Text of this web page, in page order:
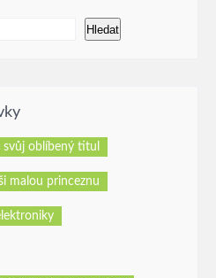
Hledat
svůj oblíbený titul
malou princeznu